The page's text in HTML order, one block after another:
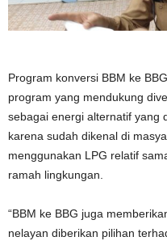
Program konversi BBM ke
program yang mendukung
sebagai energi alternatif yang
karena sudah dikenal di
menggunakan LPG relatif
ramah lingkungan.
“BBM ke BBG juga
nelayan diberikan pilihan